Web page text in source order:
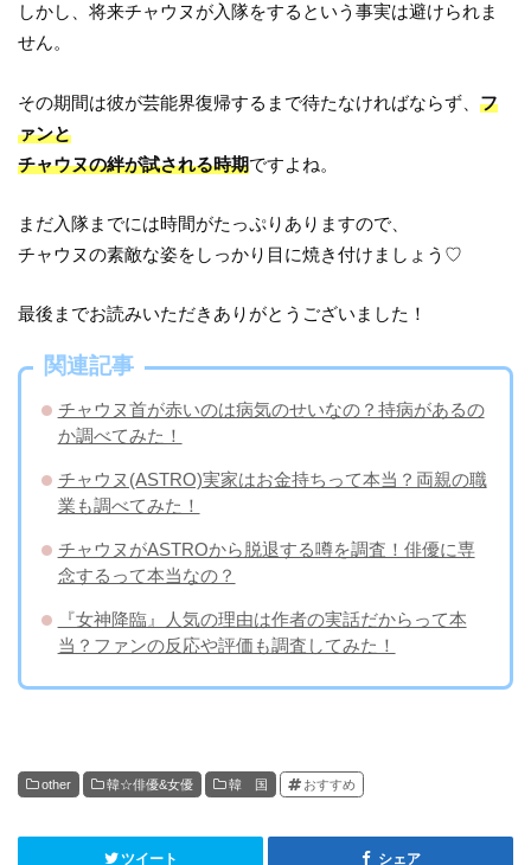
しかし、将来チャウヌが入隊をするという事実は避けられま
せん。
その期間は彼が芸能界復帰するまで待たなければならず、フ
ァンと
チャウヌの絆が試される時期ですよね。
まだ入隊までには時間がたっぷりありますので、
チャウヌの素敵な姿をしっかり目に焼き付けましょう♡
最後までお読みいただきありがとうございました！
関連記事
チャウヌ首が赤いのは病気のせいなの？持病があるの
か調べてみた！
チャウヌ(ASTRO)実家はお金持ちって本当？両親の職
業も調べてみた！
チャウヌがASTROから脱退する噂を調査！俳優に専
念するって本当なの？
『女神降臨』人気の理由は作者の実話だからって本
当？ファンの反応や評価も調査してみた！
other 韓☆俳優&女優 韓 国 おすすめ
ツイート シェア